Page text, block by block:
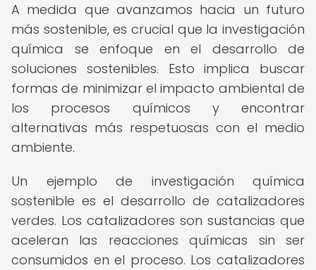
A medida que avanzamos hacia un futuro
más sostenible, es crucial que la investigación
química se enfoque en el desarrollo de
soluciones sostenibles. Esto implica buscar
formas de minimizar el impacto ambiental de
los procesos químicos y encontrar
alternativas más respetuosas con el medio
ambiente.
Un ejemplo de investigación química
sostenible es el desarrollo de catalizadores
verdes. Los catalizadores son sustancias que
aceleran las reacciones químicas sin ser
consumidos en el proceso. Los catalizadores